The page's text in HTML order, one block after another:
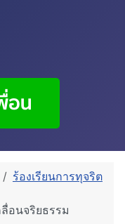
ร้องเรียนการทุจริต
อนจริยธรรม